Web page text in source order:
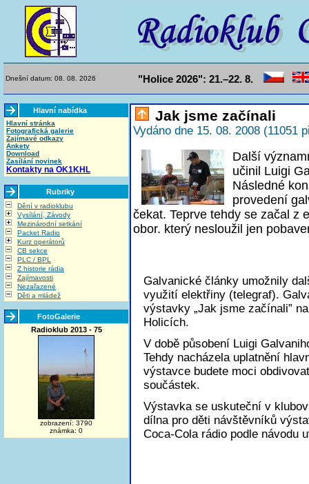
Dnešní datum: 08. 08. 2026 "Holice 2026": 21.–22. 8.
Hlavní nabídka
Hlavní stránka
Fotografická galerie
Zajímavé odkazy
Ankety
Download
Zasílání novinek
Kontakty na OK1KHL
Rubriky
Dění v radioklubu
Vysílání, Závody
Mezinárodní setkání
Packet Radio
Kurz operátorů
CB sekce
PLC / BPL
Z historie rádia
Zajímavosti
Nezařazené
Děti a mládež
FotoGalerie
Radioklub 2013 - 75
zobrazení: 3790
známka: 0
Jak jsme začínali
Vydáno dne 15. 08. 2008 (11051
Další
učinil Luigi
Následné
provedení
čekat. Teprve tehdy se začal z
obor. který nesloužil jen
Galvanické články umožnily
využití elektřiny (telegraf).
výstavky „Jak jsme začínali”
Holicích.
V době působení Luigi
Tehdy nacházela uplatnění
výstavce budete moci
součástek.
Výstavka se uskuteční v
dílna pro děti návštěvníků
Coca-Cola rádio podle návodu